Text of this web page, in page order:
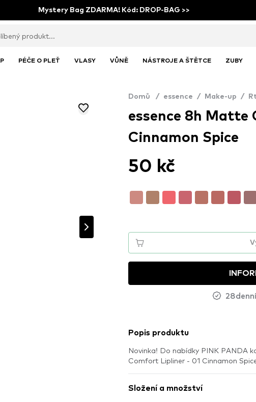
Mystery Bag ZDARMA! Kód: DROP-BAG >>
PÉČE O PLEŤ VLASY VŮNĚ NÁSTROJE A ŠTĚTCE ZUBY
Domů / essence / Make-up /
essence 8h Matte
Cinnamon Spice
50 kč
Popis produktu
Novinka! Do nabídky PINK PANDA
Comfort Lipliner - 01 Cinnamon
Složení a množství